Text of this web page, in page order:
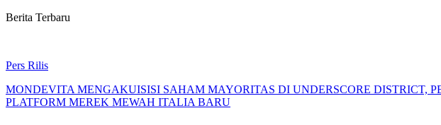
Berita Terbaru
Pers Rilis
MONDEVITA MENGAKUISISI SAHAM MAYORITAS DI UNDERSCORE
PLATFORM MEREK MEWAH ITALIA BARU